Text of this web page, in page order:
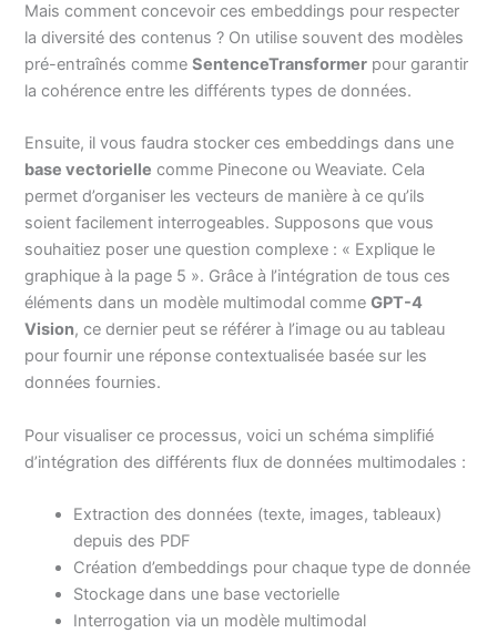
Mais comment concevoir ces embeddings pour respecter
la diversité des contenus ? On utilise souvent des modèles
pré-entraînés commeSentenceTransformer pour garantir
la cohérence entre les différents types de données.
Ensuite, il vous faudra stocker ces embeddings dans une
base vectorielle comme Pinecone ou Weaviate. Cela
permet d’organiser les vecteurs de manière à ce qu’ils
soient facilement interrogeables. Supposons que vous
souhaitiez poser une question complexe : « Explique le
graphique à la page 5 ». Grâce à l’intégration de tous ces
éléments dans un modèle multimodal commeGPT-4
Vision, ce dernier peut se référer à l’image ou au tableau
pour fournir une réponse contextualisée basée sur les
données fournies.
Pour visualiser ce processus, voici un schéma simplifié
d’intégration des différents flux de données multimodales :
Extraction des données (texte, images, tableaux)
depuis des PDF
Création d’embeddings pour chaque type de donnée
Stockage dans une base vectorielle
Interrogation via un modèle multimodal